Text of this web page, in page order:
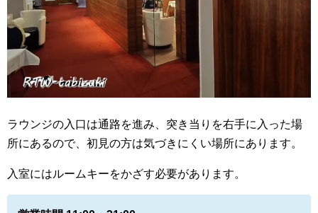
ラウンジの入口は通路を進み、突き当りを右手に入った場
所にあるので、初見の方は気づきにくい場所にあります。
入室にはルームキーをかざす必要があります。